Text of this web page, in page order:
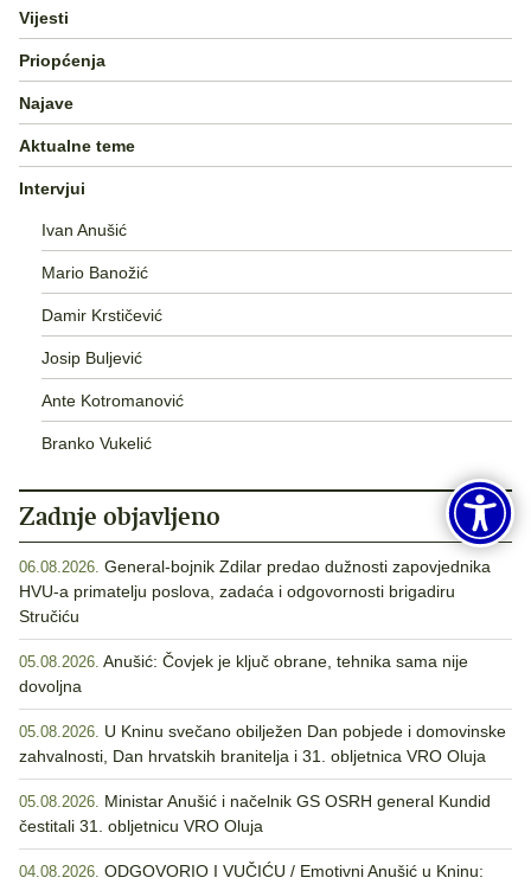
Vijesti
Priopćenja
Najave
Aktualne teme
Intervjui
Ivan Anušić
Mario Banožić
Damir Krstičević
Josip Buljević
Ante Kotromanović
Branko Vukelić
Zadnje objavljeno
06.08.2026. General-bojnik Zdilar predao dužnosti zapovjednika
HVU-a primatelju poslova, zadaća i odgovornosti brigadiru
Stručiću
05.08.2026. Anušić: Čovjek je ključ obrane, tehnika sama nije
dovoljna
05.08.2026. U Kninu svečano obilježen Dan pobjede i domovinske
zahvalnosti, Dan hrvatskih branitelja i 31. obljetnica VRO Oluja
05.08.2026. Ministar Anušić i načelnik GS OSRH general Kundid
čestitali 31. obljetnicu VRO Oluja
04.08.2026. ODGOVORIO I VUČIĆU / Emotivni Anušić u Kninu: